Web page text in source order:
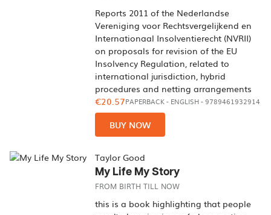
Reports 2011 of the Nederlandse
Vereniging voor Rechtsvergelijkend en
Internationaal Insolventierecht (NVRII)
on proposals for revision of the EU
Insolvency Regulation, related to
international jurisdiction, hybrid
procedures and netting arrangements
€20.57PAPERBACK- ENGLISH- 9789461932914
BUY NOW
Taylor Good
My Life My Story
FROM BIRTH TILL NOW
this is a book highlighting that people